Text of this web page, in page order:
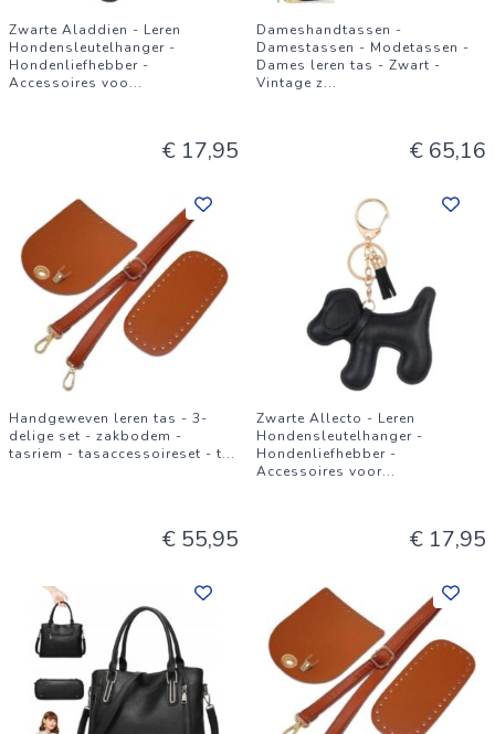
Zwarte Aladdien - Leren
Hondensleutelhanger -
Hondenliefhebber -
Accessoires voo...
€ 17,95
Dameshandtassen -
Damestassen - Modetassen -
Dames leren tas - Zwart -
Vintage z...
€ 65,16
Handgeweven leren tas - 3-
delige set - zakbodem -
tasriem - tasaccessoireset - t...
€ 55,95
Zwarte Allecto - Leren
Hondensleutelhanger -
Hondenliefhebber -
Accessoires voor...
€ 17,95